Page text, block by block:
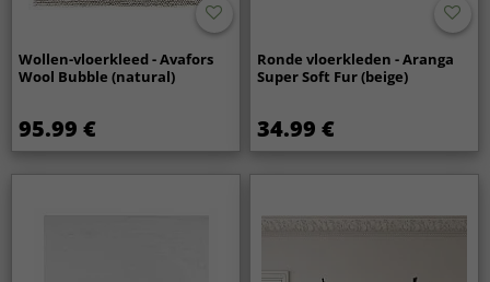
Wollen-vloerkleed - Avafors
Wool Bubble (natural)
95.99 €
Ronde vloerkleden - Aranga
Super Soft Fur (beige)
34.99 €